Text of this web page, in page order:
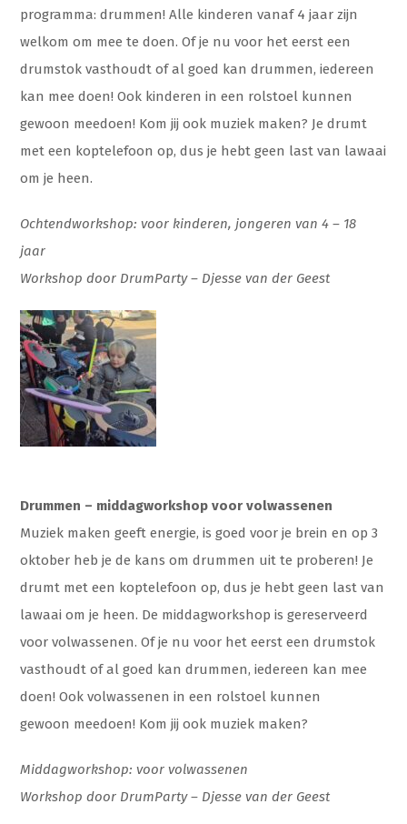
programma: drummen! Alle kinderen vanaf 4 jaar zijn
welkom om mee te doen. Of je nu voor het eerst een
drumstok vasthoudt of al goed kan drummen, iedereen
kan mee doen! Ook kinderen in een rolstoel kunnen
gewoon meedoen! Kom jij ook muziek maken? Je drumt
met een koptelefoon op, dus je hebt geen last van lawaai
om je heen.
Ochtendworkshop: voor kinderen, jongeren van 4 – 18
jaar
Workshop door DrumParty – Djesse van der Geest
Drummen – middagworkshop voor volwassenen
Muziek maken geeft energie, is goed voor je brein en op 3
oktober heb je de kans om drummen uit te proberen! Je
drumt met een koptelefoon op, dus je hebt geen last van
lawaai om je heen. De middagworkshop is gereserveerd
voor volwassenen. Of je nu voor het eerst een drumstok
vasthoudt of al goed kan drummen, iedereen kan mee
doen! Ook volwassenen in een rolstoel kunnen
gewoon meedoen! Kom jij ook muziek maken?
Middagworkshop: voor volwassenen
Workshop door DrumParty – Djesse van der Geest